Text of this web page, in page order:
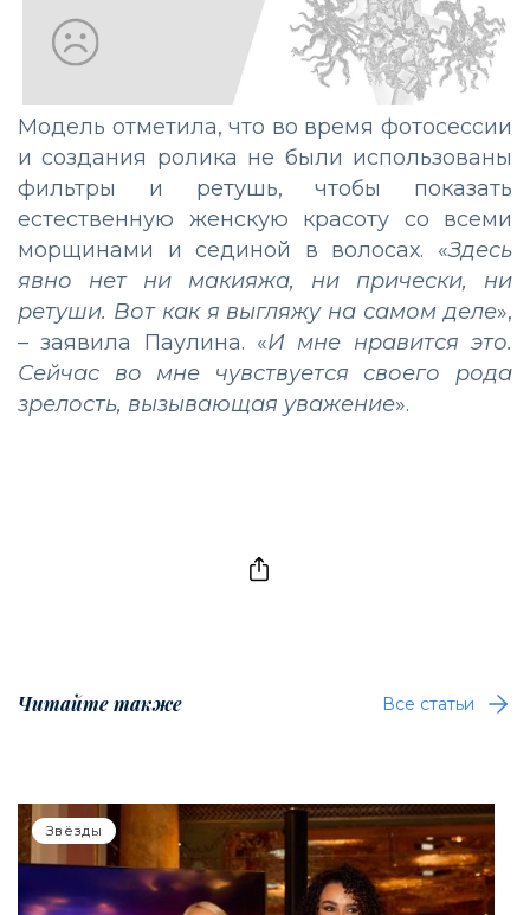
Модель отметила, что во время фотосессии
и создания ролика не были использованы
фильтры и ретушь, чтобы показать
естественную женскую красоту со всеми
морщинами и сединой в волосах. «Здесь
явно нет ни макияжа, ни прически, ни
ретуши. Вот как я выгляжу на самом деле»,
– заявила Паулина. «И мне нравится это.
Сейчас во мне чувствуется своего рода
зрелость, вызывающая уважение».
Читайте также Все статьи